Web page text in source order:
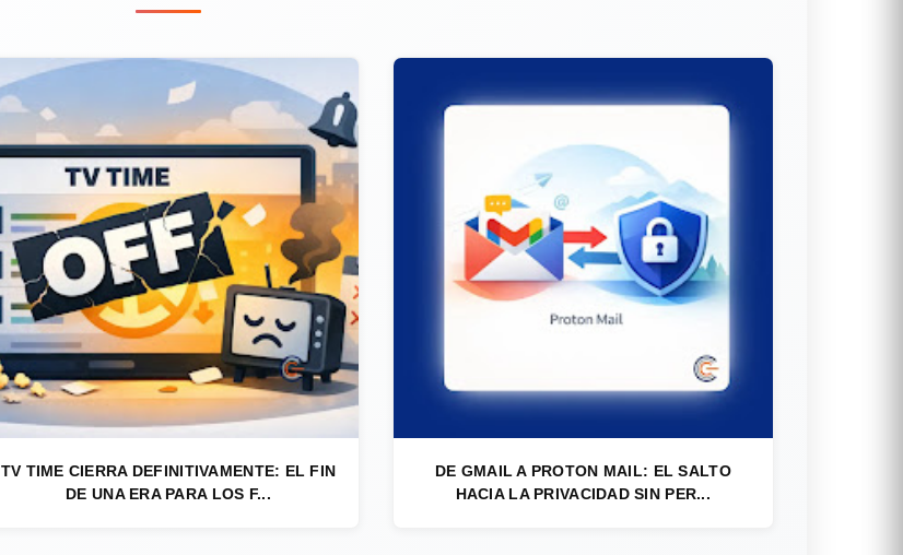
TV TIME CIERRA DEFINITIVAMENTE: EL FIN
DE UNA ERA PARA LOS F...
DE GMAIL A PROTON MAIL: EL SALTO
HACIA LA PRIVACIDAD SIN PER...